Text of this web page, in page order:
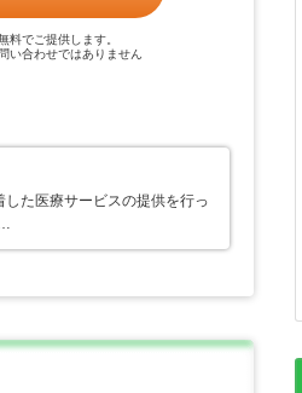
料でご提供します。
い合わせではありません
た医療サービスの提供を行っ